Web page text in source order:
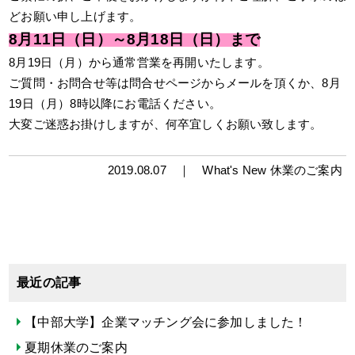
どお願い申し上げます。
8月11日（日）～8月18日（日）まで
8月19日（月）から通常営業を再開いたします。
ご質問・お問合せ等は問合せページからメールを頂くか、8月
19日（月）8時以降にお電話ください。
大変ご迷惑お掛けしますが、何卒宜しくお願い致します。
2019.08.07 ｜What's New 休業のご案内
最近の記事
【中部大学】企業マッチング会に参加しました！
夏期休業のご案内